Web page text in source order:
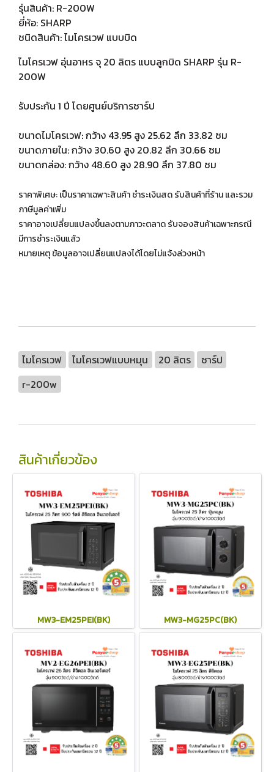
รุ่นสินค้า: R-200W
ยี่ห้อ: SHARP
ชนิดสินค้า: ไมโครเวฟ แบบบิด
ไมโครเวฟ อุ่นอาหร จุ 20 ลิตร แบบลูกบิด SHARP รุ่น R-
200W
รับประกัน 1 ปี โดยศูนย์บริการชาร์ป
ขนาดไมโครเวฟ: กว้าง 43.95 สูง 25.62 ลึก 33.82 ซม
ขนาดภายใน: กว้าง 30.60 สูง 20.82 ลึก 30.66 ซม
ขนาดกล่อง: กว้าง 48.60 สูง 28.90 ลึก 37.80 ซม
ราคาพิเศษ: เป็นราคาเฉพาะสินค้า ชำระเงินสด รับสินค้าที่ร้าน และรวม
ภาษีมูลค่าเพิ่ม
ราคาอาจเปลี่ยนแปลงขึ้นลงตามภาวะตลาด รับจองสินค้าเฉพาะกรณี
มีการชำระเงินแล้ว
หมายเหตุ ข้อมูลอาจเปลี่ยนแปลงได้โดยไม่แจ้งล่วงหน้า
ไมโครเวฟ ไมโครเวฟแบบหมุน 20 ลิตร
ชาร์ป
r-200w
สินค้าเกี่ยวข้อง
MW3-EM25PEI(BK) MW3-MG25PC(BK)